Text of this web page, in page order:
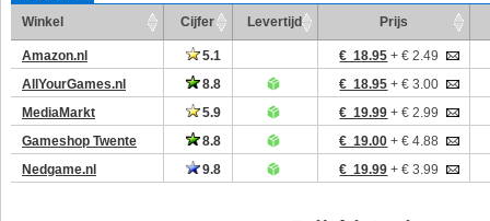
Winkel Cijfer Levertijd Prijs
Amazon.nl 5.1 € 18.95 + € 2.49
AllYourGames.nl
8.8 € 18.95 + € 3.00
MediaMarkt
5.9 € 19.99 + € 2.99
Gameshop Twente
8.8 € 19.00 + € 4.88
Nedgame.nl
9.8 € 19.99 + € 3.99